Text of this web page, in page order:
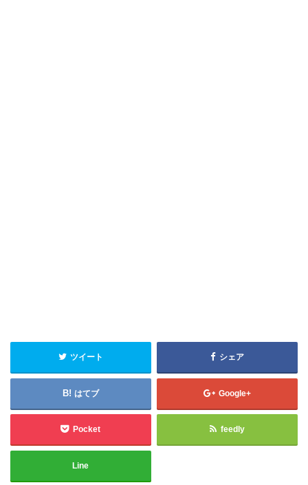
ツイート シェア
はてブ Google+
Pocket feedly
Line